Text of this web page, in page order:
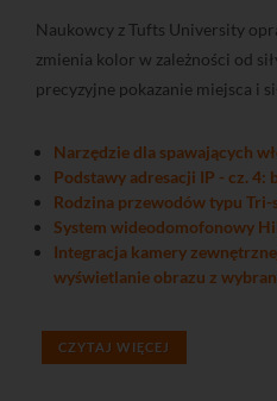
Naukowcy z Tufts University
zmienia kolor w zależności od
precyzyjne pokazanie miejsca i
Narzędzie dla spawających
Podstawy adresacji IP - cz. 4:
Rodzina przewodów typu Tri-
System wideodomofonowy
Integracja kamery
wyświetlanie obrazu z
CZYTAJ WIĘCEJ